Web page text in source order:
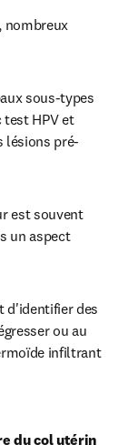
nombreux
sous-types
test HPV et
lésions pré-
est souvent
un aspect
d'identifier des
ou au
infiltrant
du col utérin